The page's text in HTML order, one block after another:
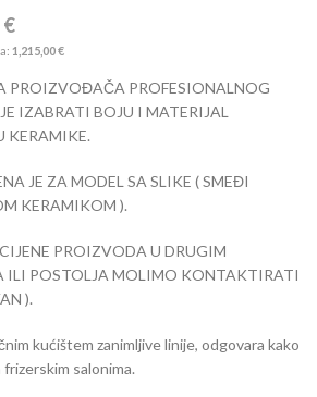
€
1,215,00€
PROIZVOĐAČA PROFESIONALNOG
IZABRATI BOJU I MATERIJAL
KERAMIKE.
JE ZA MODEL SA SLIKE ( SMEĐI
KERAMIKOM ).
PROIZVODA U DRUGIM
ILI POSTOLJA MOLIMO KONTAKTIRATI
).
kućištem zanimljive linije, odgovara kako
salonima.